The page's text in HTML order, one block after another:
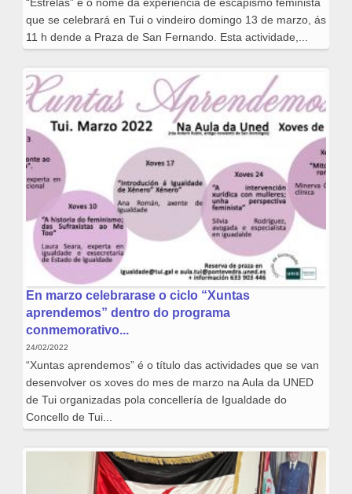
que se celebrará en Tui o vindeiro domingo 13 de marzo, ás
11 h dende a Praza de San Fernando. Esta actividade,...
En marzo celebrarase o ciclo “Xuntas
aprendemos” dentro do programa
conmemorativo...
24/02/2022
“Xuntas aprendemos” é o título das actividades que se van
desenvolver os xoves do mes de marzo na Aula da UNED
de Tui organizadas pola concellería de Igualdade do
Concello de Tui...